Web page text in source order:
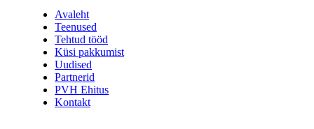
Avaleht
Teenused
Tehtud tööd
Küsi pakkumist
Uudised
Partnerid
PVH Ehitus
Kontakt